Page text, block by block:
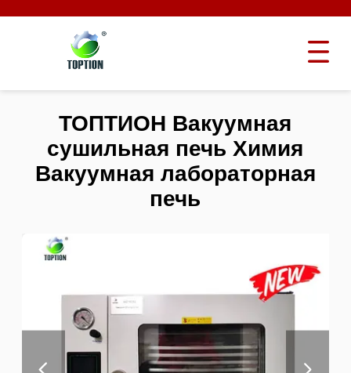
ТОПТИОН Вакуумная
сушильная печь Химия
Вакуумная лабораторная
печь